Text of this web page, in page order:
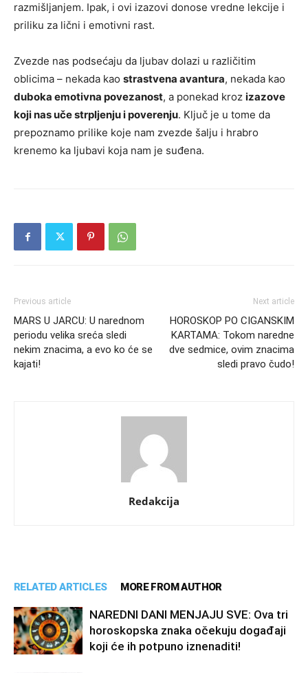
razmišljanjem. Ipak, i ovi izazovi donose vredne lekcije i
priliku za lični i emotivni rast.
Zvezde nas podsećaju da ljubav dolazi u različitim
oblicima – nekada kao strastvena avantura, nekada kao
duboka emotivna povezanost, a ponekad kroz izazove
koji nas uče strpljenju i poverenju. Ključ je u tome da
prepoznamo prilike koje nam zvezde šalju i hrabro
krenemo ka ljubavi koja nam je suđena.
Previous article
MARS U JARCU: U narednom
periodu velika sreća sledi
nekim znacima, a evo ko će se
kajati!
Next article
HOROSKOP PO CIGANSKIM
KARTAMA: Tokom naredne
dve sedmice, ovim znacima
sledi pravo čudo!
Redakcija
RELATED ARTICLES MORE FROM AUTHOR
NAREDNI DANI MENJAJU SVE: Ova tri
horoskopska znaka očekuju događaji
koji će ih potpuno iznenaditi!